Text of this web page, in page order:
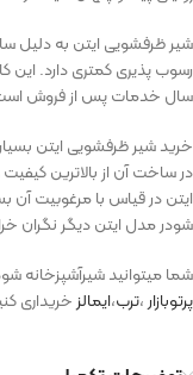
شیر ظرفشویی ایتن به
سال خدمات پس از فروش
خرید شیر ظرفشویی ایتن
در ساخت آن از بالاترین
ایتن در قیاس با مرغوبیت آن
شودر مدل ایتن دیگر نگران
شما میتوانید شیرآشپزخانه
پرتوبازار ،ترب،ایمالز خریداری